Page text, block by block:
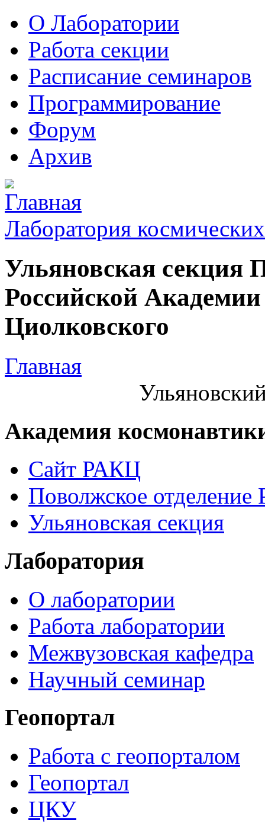
О Лаборатории
Работа секции
Расписание семинаров
Программирование
Форум
Архив
Лаборатория
Ульяновская секция
Российской
Циолковского
Главная
Академия
Сайт РАКЦ
Поволжское
Ульяновская секция
Лаборатория
О лаборатории
Работа лаборатории
Межвузовская кафедра
Научный семинар
Геопортал
Работа с геопорталом
Геопортал
ЦКУ